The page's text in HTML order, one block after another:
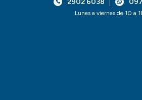
Lunes a viernes de 10 a